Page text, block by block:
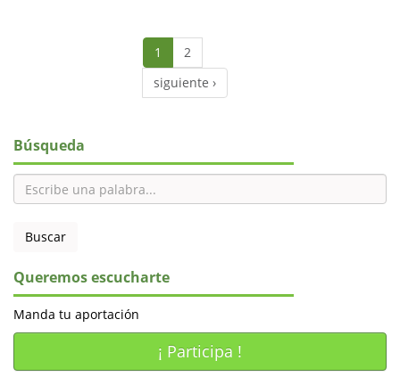
1
2
siguiente ›
Búsqueda
Queremos escucharte
Manda tu aportación
¡ Participa !